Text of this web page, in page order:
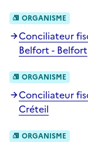
ORGANISME
Conciliateur
Belfort - Belfort
ORGANISME
Conciliateur
Créteil
ORGANISME